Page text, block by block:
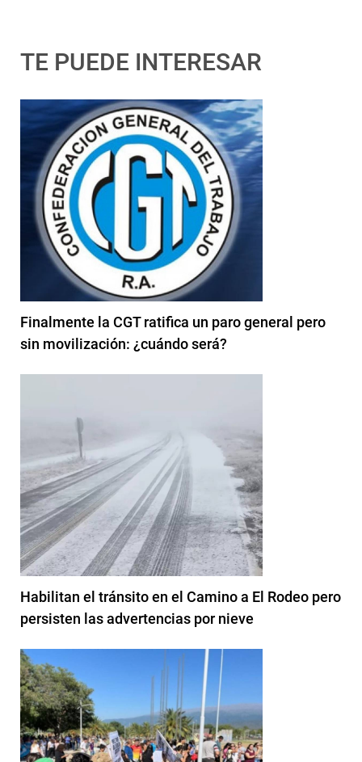
TE PUEDE INTERESAR
Finalmente la CGT ratifica un paro general pero
sin movilización: ¿cuándo será?
Habilitan el tránsito en el Camino a El Rodeo pero
persisten las advertencias por nieve